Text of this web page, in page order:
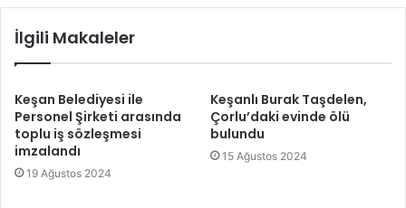
İlgili Makaleler
Keşan Belediyesi ile
Personel Şirketi arasında
toplu iş sözleşmesi
imzalandı
19 Ağustos 2024
Keşanlı Burak Taşdelen,
Çorlu’daki evinde ölü
bulundu
15 Ağustos 2024